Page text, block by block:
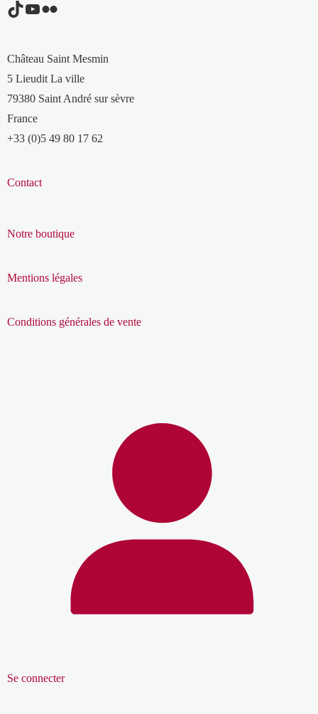
TikTok
YouTube
Flickr
Château Saint Mesmin
5 Lieudit La ville
79380 Saint André sur sèvre
France
+33 (0)5 49 80 17 62
Contact
Notre boutique
Mentions légales
Conditions générales de vente
Se connecter